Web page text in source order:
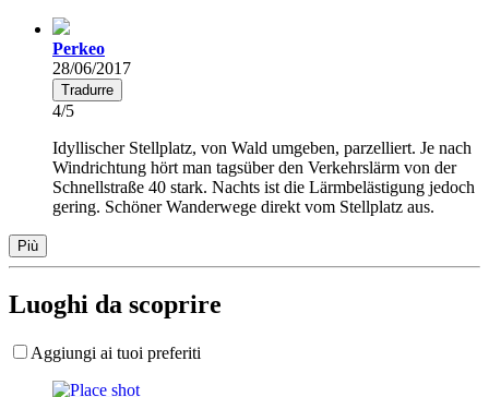
Perkeo
28/06/2017
Tradurre
4/5
Idyllischer Stellplatz, von Wald umgeben, parzelliert. Je nach
Windrichtung hört man tagsüber den Verkehrslärm von der
Schnellstraße 40 stark. Nachts ist die Lärmbelästigung jedoch
gering. Schöner Wanderwege direkt vom Stellplatz aus.
Più
Luoghi da scoprire
Aggiungi ai tuoi preferiti